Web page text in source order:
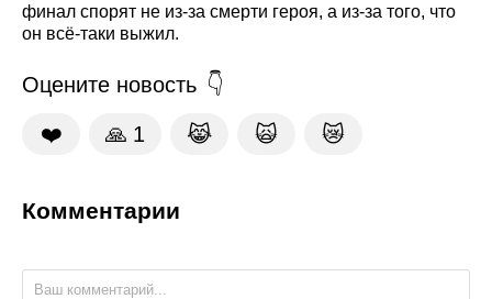
финал спорят не из-за смерти героя, а из-за того, что
он всё-таки выжил.
Оцените новость
❤️ 🙏 1 😹 🙀 😿
Комментарии